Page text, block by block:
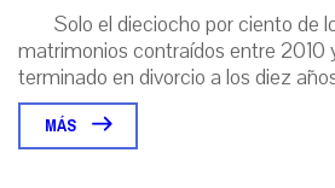
Solo el dieciocho por ciento de
matrimonios contraídos entre 2010
terminado en divorcio a los diez
MÁS